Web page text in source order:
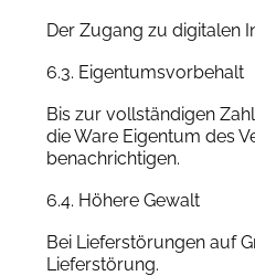
Der Zugang zu digitalen
6.3. Eigentumsvorbehalt
Bis zur vollständigen
die Ware Eigentum des
benachrichtigen.
6.4. Höhere Gewalt
Bei Lieferstörungen auf
Lieferstörung.